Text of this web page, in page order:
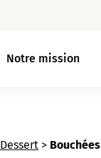
Notre mission
Dessert >